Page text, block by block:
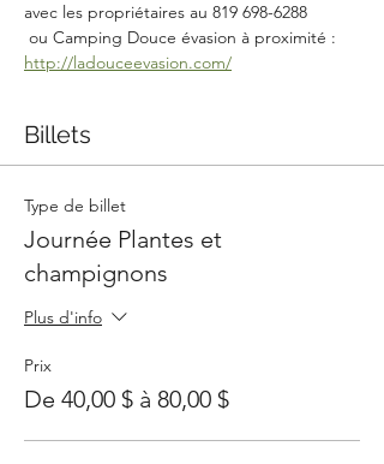
avec les propriétaires au 819 698-6288
ou Camping Douce évasion à proximité :
http://ladouceevasion.com/
Billets
Type de billet
Journée Plantes et
champignons
Plus d'info
Prix
De 40,00 $ à 80,00 $